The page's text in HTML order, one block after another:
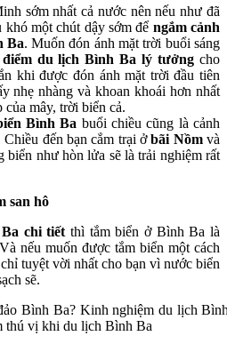
sớm nhất cả nước nên nếu như đã
khó một chút dậy sớm để ngắm cảnh
Ba. Muốn đón ánh mặt trời buổi sáng
du lịch Bình Ba lý tưởng cho
khi được đón ánh mặt trời đầu tiên
nhẹ nhàng và khoan khoái hơn nhất
mây, trời biển cả.
Bình Ba buổi chiều cũng là cảnh
Chiều đến bạn cắm trại ởbãi Nồmvà
biển như hòn lửa sẽ là trải nghiệm rất
san hô
chi tiết thì tắm biển ở Bình Ba là
nếu muốn được tắm biển một cách
tuyệt vời nhất cho bạn vì nước biển
sẽ.